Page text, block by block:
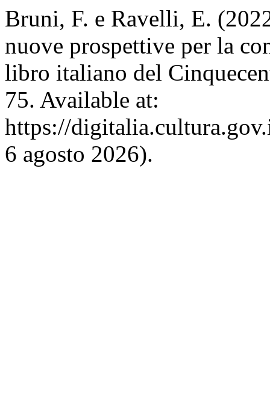
Bruni, F. e Ravelli, E.
nuove prospettive per la
libro italiano del
75. Available at:
https://
6 agosto 2026).